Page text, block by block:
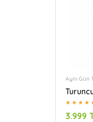
Aynı Gün
3.999